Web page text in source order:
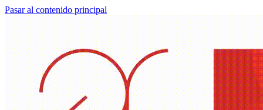
Pasar al contenido principal